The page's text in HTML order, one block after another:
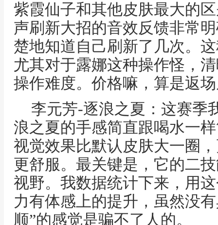
紫霞仙子和其他皮肤最大的
声刷新大招的音效反馈非常
楚地知道自己刷新了几次。
尤其对于露娜这种操作怪，
操作难度。价格嘛，算是返
李元芳-逐浪之夏：这赛季
浪之夏的手感简直跟喝水一
视觉效果比默认皮肤大一圈
更舒服。最关键是，它的二
视野。我数据统计下来，用
力有体感上的提升，虽然没
顺”的感觉是骗不了人的。